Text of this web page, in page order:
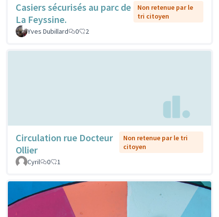
Casiers sécurisés au parc de
La Feyssine.
Non retenue par le
tri citoyen
Yves Dubillard
0 2
Circulation rue Docteur
Ollier
Non retenue par le tri
citoyen
Cyril
0 1